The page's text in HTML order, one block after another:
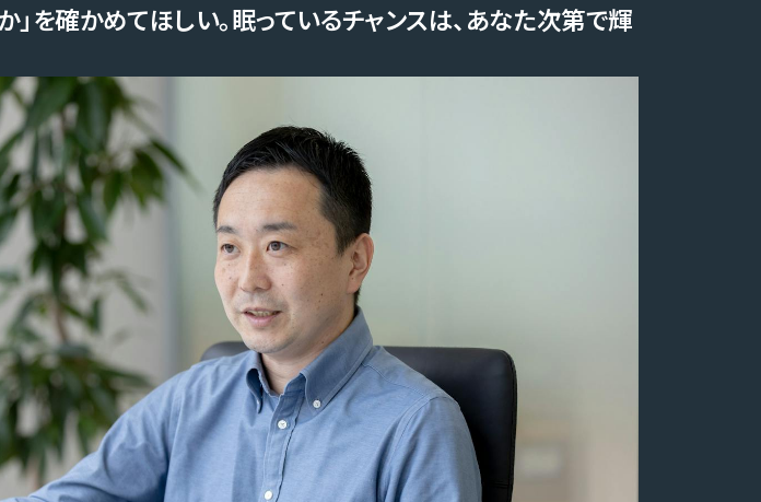
」を確かめてほしい。眠っているチャンスは、あなた次第で輝